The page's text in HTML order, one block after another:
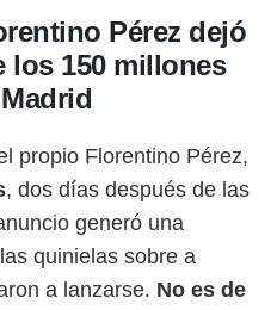
Pérez dejó
los 150 millones
propio Florentino Pérez,
, dos días después de las
generó una
quinielas sobre a
a lanzarse. No es de